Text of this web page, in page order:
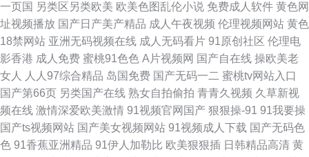
一页国 另类区另类欧美 欧美色图乱伦小说 免费成人软件 黄色网
址视频播放 国产日产美产精品 成人午夜视频 伦理视频网站 黄色
18禁网站 亚洲无码视频在线 成人无码看片 91原创社区 伦理电
影香港 成人免费 蜜桃91色色 A片视频网 国产自在线 操欧美老
女人
人人97综合精品 岛国免费 国产无码一二 蜜桃tv网站入口
国产第66页 另类国产在线 熟女自拍偷拍 青青久视频 久草新视
频在线 激情深爱欧美激情 91视频官网国产 狠狠操-91 91我要操
国产ts视频网站 国产美女视频网站 91视频成人下载 国产无码色
色 91香蕉亚洲精品 91伊人加勒比 欧美狠狠插 日韩精品高清 黄